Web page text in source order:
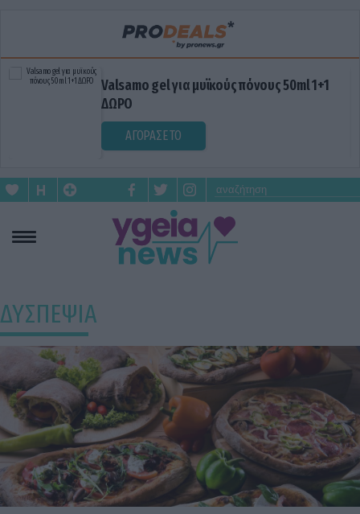
Valsamo gel για μυϊκούς πόνους 50ml 1+1
ΔΩΡΟ
ΑΓΟΡΑΣΕ ΤΟ
ΔΥΣΠΕΨΙΑ